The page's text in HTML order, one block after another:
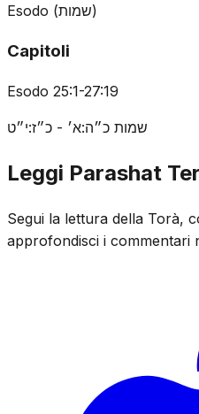
Esodo (שמות)
Capitoli
Esodo 25:1-27:19
שמות כ״ה:א׳ - כ״ז:י״ט
Leggi Parashat
Segui la lettura della Torà,
approfondisci i commentari